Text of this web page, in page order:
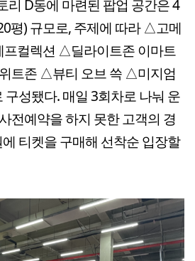
리 D동에 마련된 팝업 공간은 4
평) 규모로, 주제에 따라 △고메
프컬렉션 △딜라이트존 이마트
트존 △뷰티 오브 쓱 △미지엄
성됐다. 매일 3회차로 나눠 운
전예약을 하지 못한 고객의 경
티켓을 구매해 선착순 입장할